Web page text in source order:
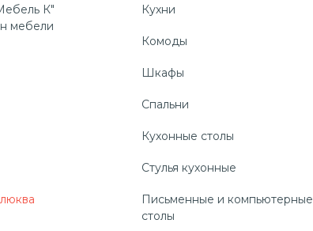
Кухни
Комоды
Шкафы
Спальни
Кухонные столы
Стулья кухонные
Письменные и компьютерные
столы
К"
мебели